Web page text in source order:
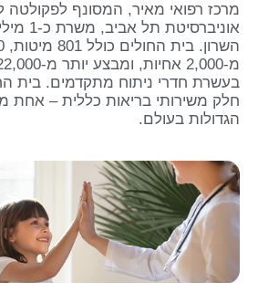
מרכז רפואי מאיר, המסונף לפקולטה
בעשרת חדרי ניתוח מתקדמים. בית
חלק משירותי בריאות כללית – אחת
הגדולות בעולם.